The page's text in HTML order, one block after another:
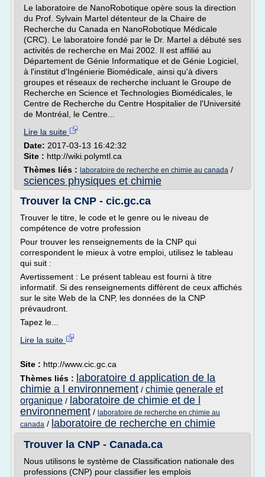
Le laboratoire de NanoRobotique opère sous la direction
du Prof. Sylvain Martel détenteur de la Chaire de
Recherche du Canada en NanoRobotique Médicale
(CRC). Le laboratoire fondé par le Dr. Martel a débuté ses
activités de recherche en Mai 2002. Il est affilié au
Département de Génie Informatique et de Génie Logiciel,
à l'institut d'Ingénierie Biomédicale, ainsi qu'à divers
groupes et réseaux de recherche incluant le Groupe de
Recherche en Science et Technologies Biomédicales, le
Centre de Recherche du Centre Hospitalier de l'Université
de Montréal, le Centre...
Lire la suite
Date: 2017-03-13 16:42:32
Site : http://wiki.polymtl.ca
Thèmes liés : laboratoire de recherche en chimie au canada /
sciences physiques et chimie
Trouver la CNP - cic.gc.ca
Trouver le titre, le code et le genre ou le niveau de
compétence de votre profession
Pour trouver les renseignements de la CNP qui
correspondent le mieux à votre emploi, utilisez le tableau
qui suit :
Avertissement : Le présent tableau est fourni à titre
informatif. Si des renseignements diffèrent de ceux affichés
sur le site Web de la CNP, les données de la CNP
prévaudront.
Tapez le...
Lire la suite
Site : http://www.cic.gc.ca
Thèmes liés : laboratoire d application de la
chimie a l environnement / chimie generale et
organique / laboratoire de chimie et de l
environnement / laboratoire de recherche en chimie au
canada / laboratoire de recherche en chimie
Trouver la CNP - Canada.ca
Nous utilisons le système de Classification nationale des
professions (CNP) pour classifier les emplois